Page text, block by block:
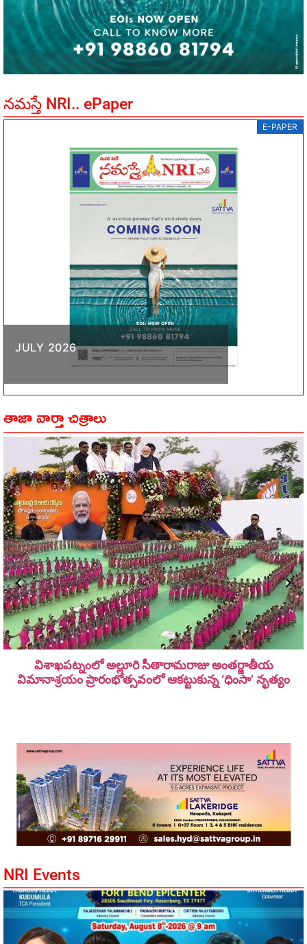
నమస్తే NRI.. ePaper
E-PAPER
JULY 2026
తాజా వార్తా చిత్రాలు
విశాఖపట్నంలో అల్లూరి సీతారామ‌రాజు అంత‌ర్జాతీయ
విమానాశ్ర‌యం ప్రారంభోత్సవంలో ఆకట్టుకున్న ‘ధింసా’ నృత్యం
NRI Events